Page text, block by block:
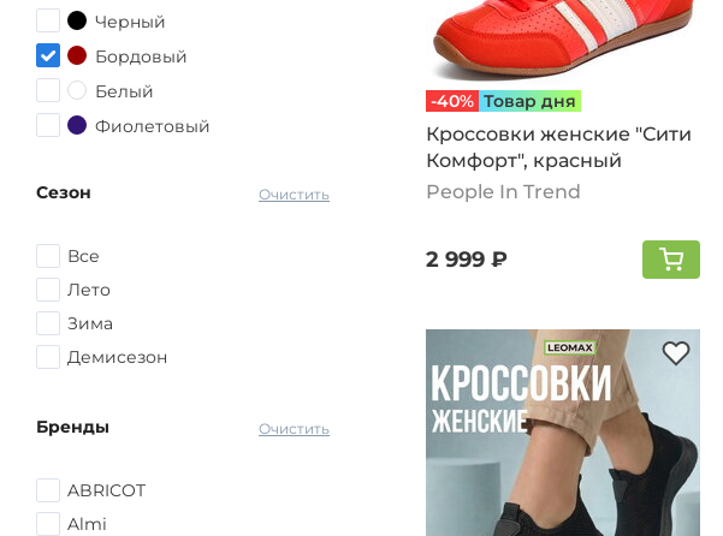
Черный
Бордовый
Белый
Фиолетовый
Розовый
Желтый
Голубой
Оранжевый
другой
Очистить
Сезон
Все
Лето
Зима
Демисезон
Очистить
Бренды
ABRICOT
Almi
-40% Товар дня
Кроссовки женские "Сити
Комфорт", красный
People In Trend
2 999 ₽